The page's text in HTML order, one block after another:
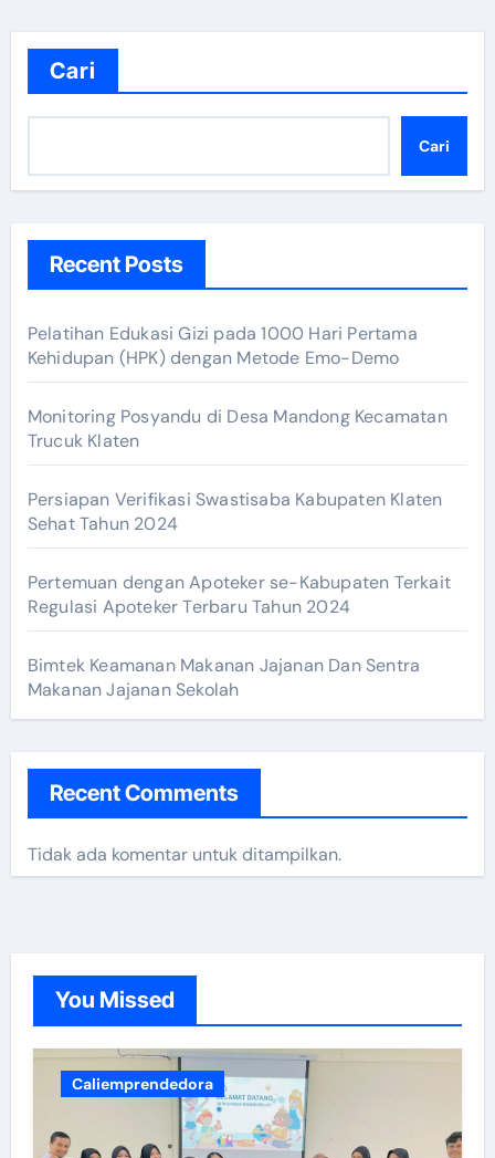
Cari
Cari
Recent Posts
Pelatihan Edukasi Gizi pada 1000 Hari Pertama
Kehidupan (HPK) dengan Metode Emo-Demo
Monitoring Posyandu di Desa Mandong Kecamatan
Trucuk Klaten
Persiapan Verifikasi Swastisaba Kabupaten Klaten
Sehat Tahun 2024
Pertemuan dengan Apoteker se-Kabupaten Terkait
Regulasi Apoteker Terbaru Tahun 2024
Bimtek Keamanan Makanan Jajanan Dan Sentra
Makanan Jajanan Sekolah
Recent Comments
Tidak ada komentar untuk ditampilkan.
You Missed
Caliemprendedora